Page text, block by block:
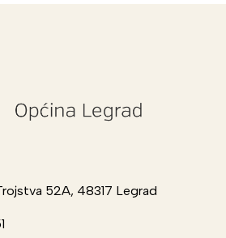
52A, 48317 Legrad